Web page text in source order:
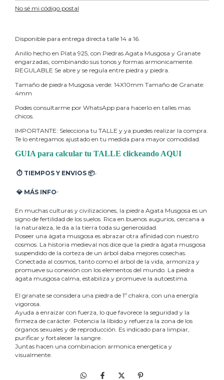
No sé mi código postal
Disponible para entrega directa talle 14 a 16.
Anillo hecho en Plata 925, con Piedras Agata Musgosa y Granate
engarzadas, combinando sus tonos y formas armonicamente.
REGULABLE Se abre y se regula entre piedra y piedra.
Tamaño de piedra Musgosa verde: 14X10mm Tamaño de Granate:
4mm
Podes consultarme por WhatsApp para hacerlo en talles mas
chicos.
IMPORTANTE: Selecciona tu TALLE y ya puedes realizar la compra.
Te lo entregamos ajustado en tu medida para mayor comodidad.
GUIA para calcular tu TALLE clickeando AQUI
⏱ TIEMPOS Y ENVIOS 📦
Nuestras piezas son hechas a mano, por lo cual tienen una
Si necesitas una entrega más rápida, podes consultarnos sobre
el stock por whatsapp. O cualquier otra duda que tengas.
Hacemos envíos a todo el país con una demora de entre 2 a 6
dias hábiless, según distancia (datos indicados por la empresa
💎 MÁS INFO
ecológico y seguro, listo para regalar.
Entregamos de regalo una tarjeta con los cuidados de las joyas.
En el Menú encontras las políticas de Cambios y Garantía,
Cuidados y cómo tomar el Talle para tu anillo.
Piezas de pura Plata 925, exceptuando la Serie Dorada que
está hecha en Bronce.
Diseños propios hechos con amor por Ivana Strangis.
En muchas culturas y civilizaciones, la piedra Agata Musgosa es un
signo de fertilidad de los suelos. Rica en buenos augurios, cercana a
la naturaleza, le da a la tierra toda su generosidad.
Poseer una ágata musgosa es abrazar otra afinidad con nuestro
cosmos. La historia medieval nos dice que la piedra ágata musgosa
suspendido de la corteza de un árbol daba mejores cosechas.
Conectada al cosmos, tanto como el árbol de la vida, armoniza y
promueve su conexión con los elementos del mundo. La piedra
ágata musgosa calma, estabiliza y promueve la autoestima.
El granate se considera una piedra de 1º chakra, con una energía
vigorosa.
Ayuda a enraizar con fuerza, lo que favorece la seguridad y la
firmeza de carácter. Potencia la líbido y refuerza la zona de los
órganos sexuales y de reproducción. Es indicado para limpiar,
purificar y fortalecer la sangre.
Juntas hacen una combinacion armonica energetica y
visualmente.